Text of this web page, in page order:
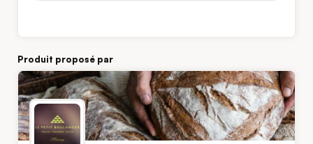
Produit proposé par